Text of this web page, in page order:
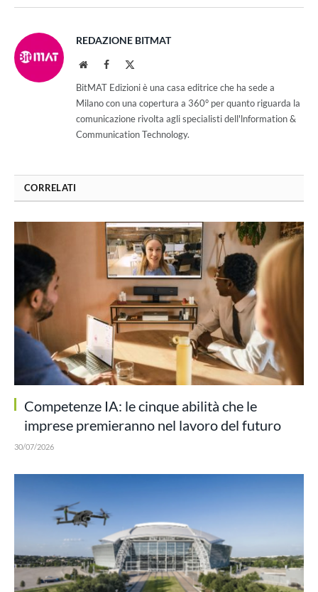
REDAZIONE BITMAT
WebsiteFacebook
BitMAT Edizioni è una casa editrice che ha sede a
Milano con una copertura a 360° per quanto riguarda la
comunicazione rivolta agli specialisti dell'lnformation &
Communication Technology.
CORRELATI
Competenze IA: le cinque abilità che le
imprese premieranno nel lavoro del futuro
30/07/2026